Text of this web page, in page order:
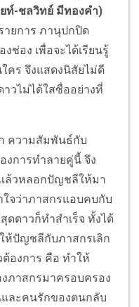
ท์-ชลวิทย์ มีทองคำ)
ายการ ภานุปกปิด
ช่อง เพื่อจะได้เรียนรู้
คร จึงแสดงนิสัยไม่ดี
วไม่ได้ใสซื่ออย่างที่
วามสัมพันธ์กับ
งการทำลายคู่นี้ จึง
ล้วหลอกปัญชลีให้มา
ใจว่าภาสกรแอบคบกับ
ดดาวก็ทำสำเร็จ ทั้งได้
ปัญชลีกับภาสกรเลิก
ต้องการ คือ ทำให้
ภาสกรมาครอบครอง
ละคนรักของตนกลับ